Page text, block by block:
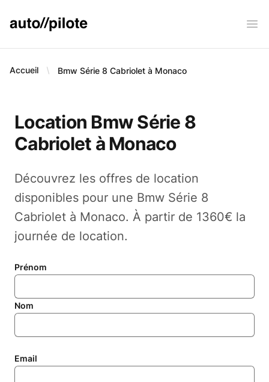
AUTO PILOTE
Accueil Bmw Série 8 Cabriolet à Monaco
Location Bmw Série 8
Cabriolet à Monaco
Découvrez les offres de location
disponibles pour une Bmw Série 8
Cabriolet à Monaco. À partir de 1360€ la
journée de location.
Prénom
Nom
Email